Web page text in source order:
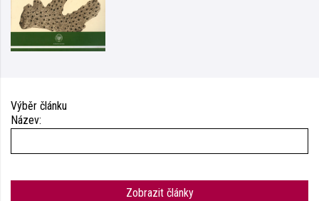
Výběr článku
Název:
Zobrazit články